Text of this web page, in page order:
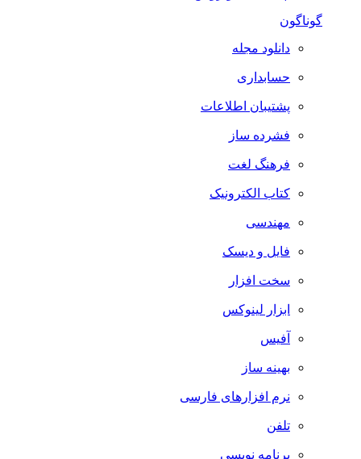
گوناگون
دانلود مجله
حسابداری
پشتیبان اطلاعات
فشرده ساز
فرهنگ لغت
کتاب الکترونیک
مهندسی
فایل و دیسک
سخت افزار
ابزار لینوکس
آفیس
بهینه ساز
نرم افزارهای فارسی
تلفن
برنامه نویسی